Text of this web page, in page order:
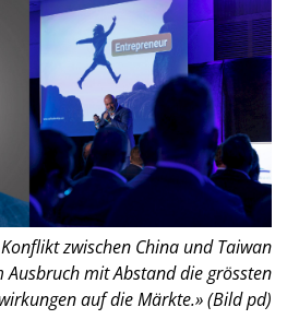
zwischen China und Taiwan
Ausbruch mit Abstand die grössten
auf die Märkte.» (Bild pd)